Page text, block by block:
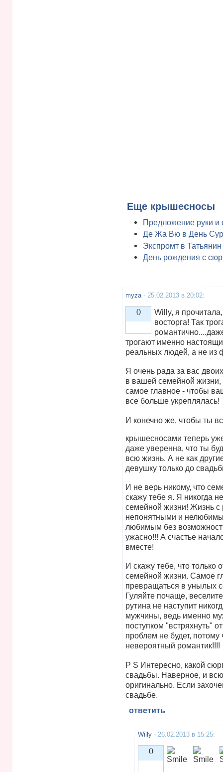
Еще крышесносы
Предложение руки и
Де Жа Вю в День
Экспромт в
День рождения с
myza - 25.02.2013 в 20:02:
0
Willy, я
восторга! Так
трогают именно
реальных людей, а не из
Я очень рада за вас
в вашей семейной
самое главное - чтобы
все больше укреплялась!
И конечно же, чтобы ты
крышесносами теперь
даже уверенна, что ты
всю жизнь. А не как
девушку только до
И не верь никому, что
скажу тебе я. Я никогда
семейной жизни! Жизнь с
непонятными и
любимым без
ужасно!!! А счастье
вместе!
И скажу тебе, что только
семейной жизни. Самое
превращаться в унылых
Гуляйте почаще,
рутина не наступит
мужчины, ведь именно
поступком "встряхнуть"
проблем не будет,
невероятный романтик!!!!
P S Интересно, какой
свадьбы. Наверное, и
оригинально. Если
свадьбе.
ответить
Willy - 26.02.2013 в 15:25:
0